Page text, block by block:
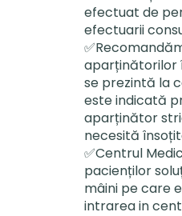
efectuat de
efectuarii
aparținătorilor
se prezintă la
este indicată
aparținător
necesită
✅Centrul
pacienților
mâini pe care
intrarea in